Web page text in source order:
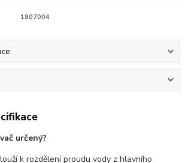
1807004
určený?
k rozdělení proudu vody z hlavního